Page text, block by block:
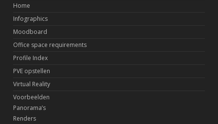
Home
Infographics
Moodboard
Office space requirements
Profile Index
PVE opstellen
Virtual Reality
Voorbeelden
Panorama’s
Renders